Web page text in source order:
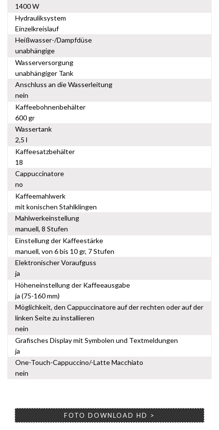
1400 W
Hydrauliksystem
Einzelkreislauf
Heißwasser-/Dampfdüse
unabhängige
Wasserversorgung
unabhängiger Tank
Anschluss an die Wasserleitung
nein
Kaffeebohnenbehälter
600 gr
Wassertank
2,5 l
Kaffeesatzbehälter
18
Cappuccinatore
no
Kaffeemahlwerk
mit konischen Stahlklingen
Mahlwerkeinstellung
manuell, 8 Stufen
Einstellung der Kaffeestärke
manuell, von 6 bis 10 gr, 7 Stufen
Elektronischer Voraufguss
ja
Höheneinstellung der Kaffeeausgabe
ja (75-160 mm)
Möglichkeit, den Cappuccinatore auf der rechten oder auf der
linken Seite zu installieren
nein
Grafisches Display mit Symbolen und Textmeldungen
ja
One-Touch-Cappuccino/-Latte Macchiato
nein
FOTO DOWNLOAD HD >